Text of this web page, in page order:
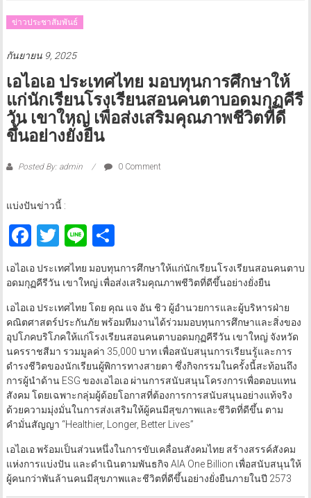
ข่าวประชาสัมพันธ์
กันยายน 9, 2025
เอไอเอ ประเทศไทย มอบทุนการศึกษาให้
แก่นักเรียนโรงเรียนสอนคนตาบอดมกุฏคีรี
วัน เขาใหญ่ เพื่อส่งเสริมคุณภาพชีวิตที่ดี
ขึ้นอย่างยั่งยืน
Posted By: admin 0 Comment
แบ่งปันข่าวนี้ :
Facebook
Twitter
LineShare
เอไอเอ ประเทศไทย มอบทุนการศึกษาให้แก่นักเรียนโรงเรียนสอนคนตาบ
อดมกุฏคีรีวัน เขาใหญ่ เพื่อส่งเสริมคุณภาพชีวิตที่ดีขึ้นอย่างยั่งยืน
เอไอเอ ประเทศไทย โดย คุณ แจ อัน ชิว ผู้อำนวยการและผู้บริหารฝ่าย
คณิตศาสตร์ประกันภัย พร้อมทีมงานได้ร่วมมอบทุนการศึกษาและสิ่งของ
อุปโภคบริโภคให้แก่โรงเรียนสอนคนตาบอดมกุฏคีรีวัน เขาใหญ่ จังหวัด
นครราชสีมา รวมมูลค่า 35,000 บาท เพื่อสนับสนุนการเรียนรู้และการ
ดำรงชีวิตของนักเรียนผู้พิการทางสายตา ซึ่งกิจกรรมในครั้งนี้สะท้อนถึง
การผู้นำด้าน ESG ของเอไอเอ ผ่านการสนับสนุนโครงการเพื่อตอบแทน
สังคม โดยเฉพาะกลุ่มผู้ด้อยโอกาสที่ต้องการการสนับสนุนอย่างแท้จริง
ด้วยความมุ่งมั่นในการส่งเสริมให้ผู้คนมีสุขภาพและชีวิตที่ดีขึ้น ตาม
คำมั่นสัญญา “Healthier, Longer, Better Lives”
เอไอเอ พร้อมเป็นส่วนหนึ่งในการขับเคลื่อนสังคมไทย สร้างสรรค์สังคม
แห่งการแบ่งปัน และดำเนินตามพันธกิจ AIA One Billion เพื่อสนับสนุนให้
ผู้คนกว่าพันล้านคนมีสุขภาพและชีวิตที่ดีขึ้นอย่างยั่งยืนภายในปี 2573